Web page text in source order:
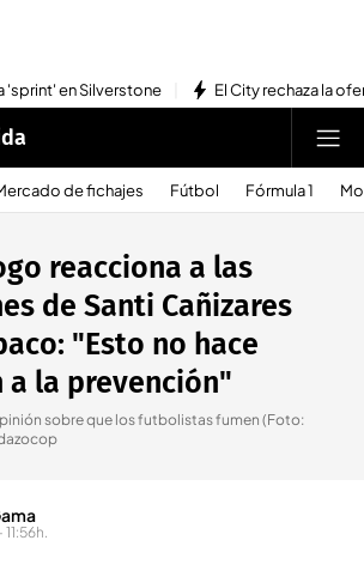
'sprint' en Silverstone El City rechaza la
de fichajes Fútbol Fórmula 1
reacciona a las
de Santi Cañizares
"Esto no hace
a la prevención"
sobre que los futbolistas fumen (Foto: